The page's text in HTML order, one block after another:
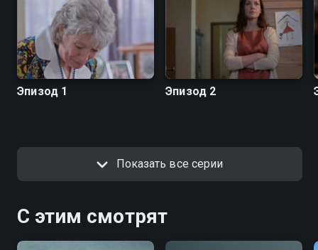
Эпизод 1 Эпизод 2
Показать все серии
С этим смотрят